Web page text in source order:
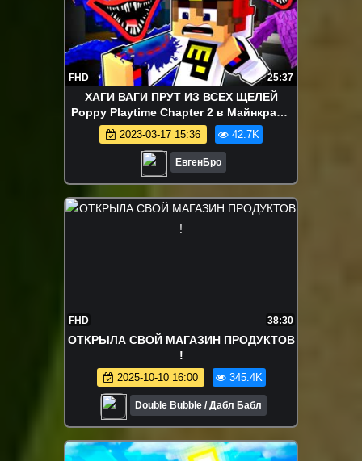
FHD 25:37
ХАГИ ВАГИ ПРУТ ИЗ ВСЕХ ЩЕЛЕЙ
Poppy Playtime Chapter 2 в Майнкрафт
ДЕВУШКА ВИДЕО ТРОЛЛИНГ
MINECRAFT
2023-03-17 15:36 42.7K
ЕвгенБро
FHD 38:30
ОТКРЫЛА СВОЙ МАГАЗИН ПРОДУКТОВ
!
2025-10-10 16:00 345.4K
Double Bubble / Дабл Бабл